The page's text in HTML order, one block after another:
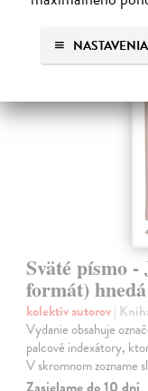
NASTAVENIA
Sväté písmo
formát)
kolektív autorov|
Vydanie obsahuje
palcové indexátory,
V skromnom zozname